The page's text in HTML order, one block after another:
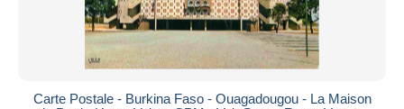
Carte Postale - Burkina Faso - Ouagadougou - La Maison